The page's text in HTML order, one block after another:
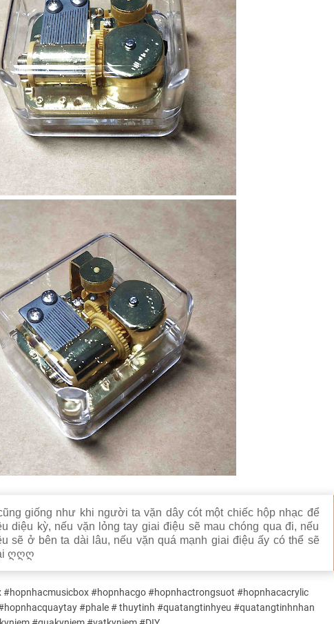
giống như khi người ta vặn dây cót một chiếc hộp nhạc để
diệu kỳ, nếu vặn lỏng tay giai điệu sẽ mau chóng qua đi, nếu
sẽ ở bên ta dài lâu, nếu vặn quá mạnh giai điệu ấy có thể sẽ
ღღღ
#hopnhacgo #hopnhactrongsuot #hopnhacacrylic
#phale # thuytinh #quatangtinhyeu #quatangtinhnhan